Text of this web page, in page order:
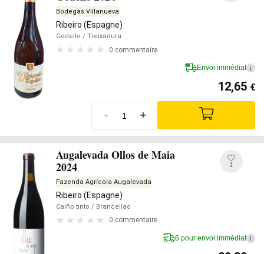
Bodegas Villanueva
Ribeiro (Espagne)
Godello / Treixadura
0 commentaire
Envoi immédiat i
12,65 €
- +
Augalevada Ollos de Maia
2024
Fazenda Agrícola Augalevada
Ribeiro (Espagne)
Caiño tinto / Brancellao
0 commentaire
1
6 pour envoi immédiat i